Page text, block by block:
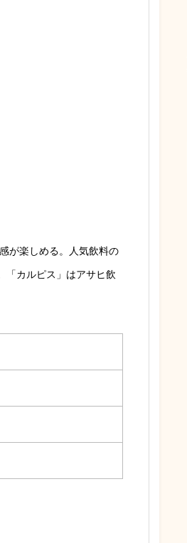
が楽しめる。人気飲料の
「カルピス」はアサヒ飲